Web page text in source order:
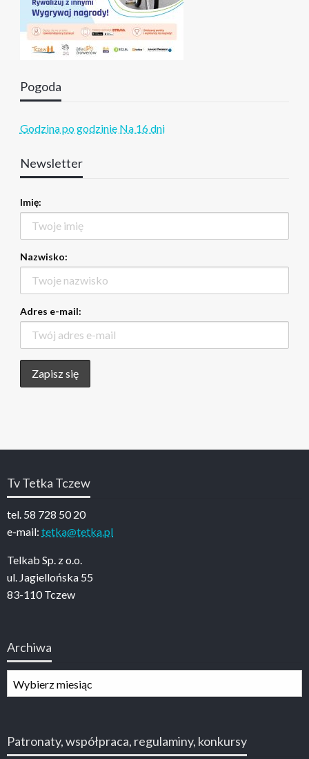
Pogoda
Godzina po godzinie Na 16 dni
Newsletter
Imię:
Nazwisko:
Adres e-mail:
Tv Tetka Tczew
tel. 58 728 50 20
e-mail: tetka@tetka.pl
Telkab Sp. z o.o.
ul. Jagiellońska 55
83-110 Tczew
Archiwa
Patronaty, współpraca, regulaminy, konkursy